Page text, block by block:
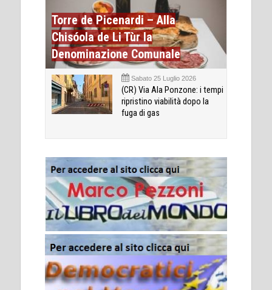
Torre de Picenardi – Alla
Chisóola de Li Tùr la
Denominazione Comunale
Sabato 25 Luglio 2026
(CR) Via Ala Ponzone: i tempi
ripristino viabilità dopo la
fuga di gas